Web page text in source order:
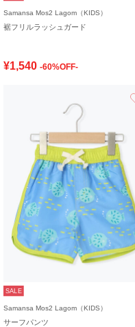
Samansa Mos2 Lagom（KIDS）
裾フリルラッシュガード
¥1,540 -60%OFF-
SALE
Samansa Mos2 Lagom（KIDS）
サーフパンツ